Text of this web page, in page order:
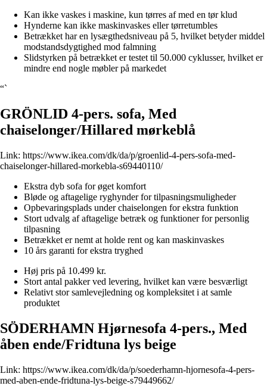
Kan ikke vaskes i maskine, kun tørres af med en tør klud
Hynderne kan ikke maskinvaskes eller tørretumbles
Betrækket har en lysægthedsniveau på 5, hvilket betyder middel
modstandsdygtighed mod falmning
Slidstyrken på betrækket er testet til 50.000 cyklusser, hvilket er
mindre end nogle møbler på markedet
“`
GRÖNLID 4-pers. sofa, Med
chaiselonger/Hillared mørkeblå
Link: https://www.ikea.com/dk/da/p/groenlid-4-pers-sofa-med-
chaiselonger-hillared-morkebla-s69440110/
Ekstra dyb sofa for øget komfort
Bløde og aftagelige ryghynder for tilpasningsmuligheder
Opbevaringsplads under chaiselongen for ekstra funktion
Stort udvalg af aftagelige betræk og funktioner for personlig
tilpasning
Betrækket er nemt at holde rent og kan maskinvaskes
10 års garanti for ekstra tryghed
Høj pris på 10.499 kr.
Stort antal pakker ved levering, hvilket kan være besværligt
Relativt stor samlevejledning og kompleksitet i at samle
produktet
SÖDERHAMN Hjørnesofa 4-pers., Med
åben ende/Fridtuna lys beige
Link: https://www.ikea.com/dk/da/p/soederhamn-hjornesofa-4-pers-
med-aben-ende-fridtuna-lys-beige-s79449662/